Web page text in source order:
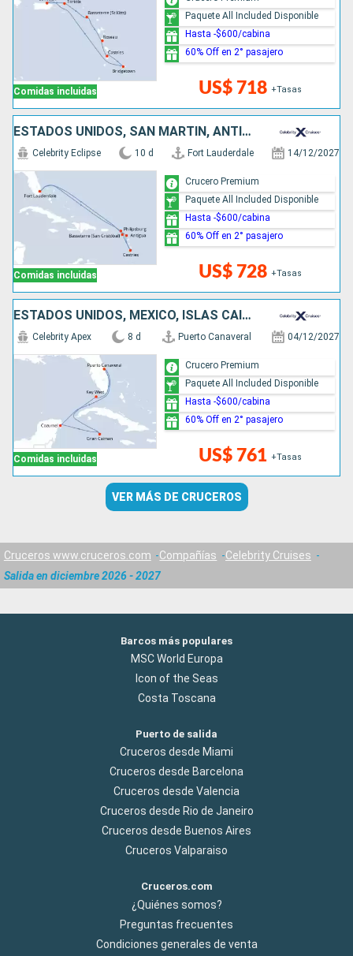
Comidas incluidas US$ 718 +Tasas
Paquete All Included Disponible
Hasta -$600/cabina
60% Off en 2° pasajero
ESTADOS UNIDOS, SAN MARTÍN, ANTIGUA Y BARBUDA, SANTA LUCIA
Comidas incluidas
Celebrity Eclipse 10 d Fort Lauderdale 14/12/2027
US$ 728 +Tasas
Crucero Premium
Paquete All Included Disponible
Hasta -$600/cabina
60% Off en 2° pasajero
ESTADOS UNIDOS, MÉXICO, ISLAS CAIMÁN
Comidas incluidas
Celebrity Apex 8 d Puerto Canaveral 04/12/2027
US$ 761 +Tasas
Crucero Premium
Paquete All Included Disponible
Hasta -$600/cabina
60% Off en 2° pasajero
VER MÁS DE CRUCEROS
Cruceros www.cruceros.com Compañías
Celebrity Cruises
Salida en diciembre 2026 - 2027
Barcos más populares
MSC World Europa
Icon of the Seas
Costa Toscana
Puerto de salida
Cruceros desde Miami
Cruceros desde Barcelona
Cruceros desde Valencia
Cruceros desde Rio de Janeiro
Cruceros desde Buenos Aires
Cruceros Valparaiso
Cruceros.com
¿Quiénes somos?
Preguntas frecuentes
Condiciones generales de venta